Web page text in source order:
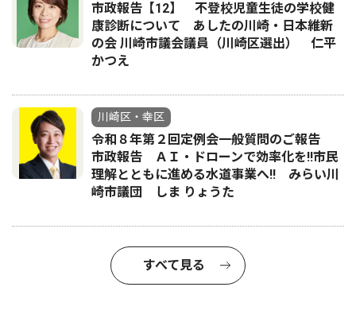
市政報告【12】 不登校児童生徒の学校健
康診断について あしたの川崎・日本維新
の会 川崎市議会議員（川崎区選出） 仁平
かつえ
川崎区・幸区
令和８年第２回定例会一般質問のご報告
市政報告 ＡＩ・ドローンで効率化を!!市民
理解とともに進める水道事業へ!! みらい川
崎市議団 しま りょうた
すべて見る